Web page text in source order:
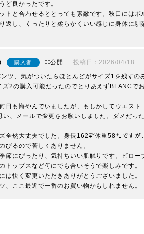
ど良かったです。
トと合わせるととっても素敵です。秋口にはボ
返し、くったりと柔らかくいい感じに身体に馴
購入者 非公開 投稿日
2026/04/18
2の購入可能だったのでとりあえずBLANCで
日も悔やんでいましたが、もしかしてウエスト
、メールで変更をお願いしました。ダメだっ
全然大丈夫でした。身長162㌢体重58㌔ですが
びるので苦しくありません。
節にぴったり、気持ちいい肌触りです。ピロー
トップスなど何にでも合いそうで楽しみです。
快く変更いただきありがとうございました。
ここ最近で一番のお買い物かもしれません。